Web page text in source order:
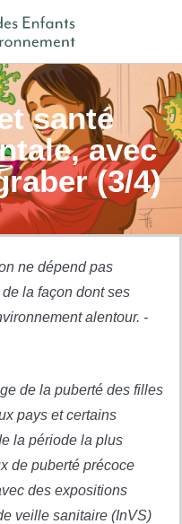
santé
avec
(3/4)
ne dépend pas
la façon dont ses
alentour. -
de la puberté des filles
pays et certains
la période la plus
de puberté précoce
des expositions
veille sanitaire (InVS)